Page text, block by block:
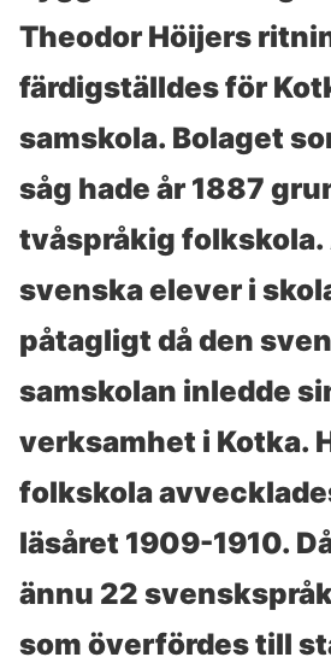
Theodor Höijers
färdigställdes för
samskola. Bolaget
såg hade år 1887
tvåspråkig
svenska elever i
påtagligt då den
samskolan inledde
verksamhet i Kotka.
folkskola
läsåret 1909-1910.
ännu 22
som överfördes till